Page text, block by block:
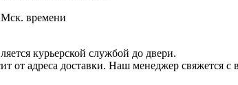
времени
курьерской службой до двери.
от адреса доставки. Наш менеджер свяжется с